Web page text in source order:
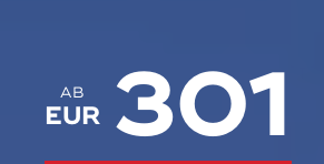
AB
EUR 301